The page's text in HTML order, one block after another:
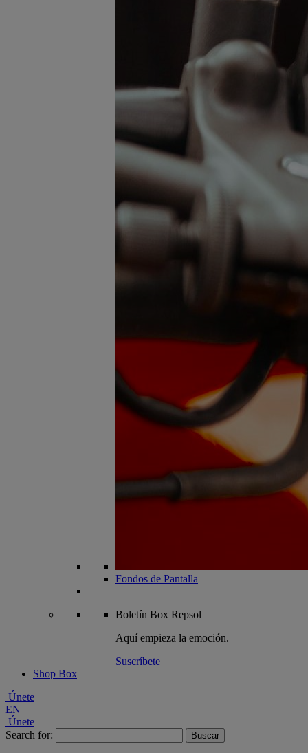
Fondos de Pantalla
Boletín Box Repsol
Aquí empieza la emoción.
Suscríbete
Shop Box
Únete
EN
Únete
Search for: